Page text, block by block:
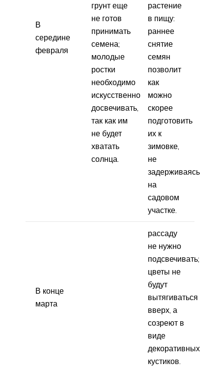
В
середине
февраля
грунт еще
не готов
принимать
семена;
молодые
ростки
необходимо
искусственно
досвечивать,
так как им
не будет
хватать
солнца.
растение
в пищу:
раннее
снятие
семян
позволит
как
можно
скорее
подготовить
их к
зимовке,
не
задерживаясь
на
садовом
участке.
В конце
марта
рассаду
не нужно
подсвечивать;
цветы не
будут
вытягиваться
вверх, а
созреют в
виде
декоративных
кустиков.